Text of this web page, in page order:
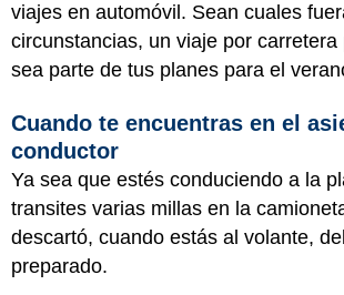
viajes en automóvil. Sean cuales
circunstancias, un viaje por
sea parte de tus planes para el
Cuando te encuentras en el
conductor
Ya sea que estés conduciendo a la
transites varias millas en la
descartó, cuando estás al volante,
preparado.